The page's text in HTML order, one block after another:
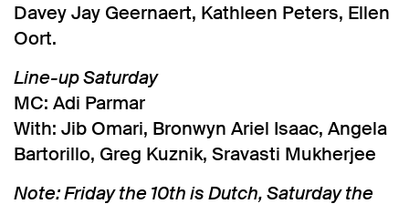
Davey Jay Geernaert, Kathleen Peters, Ellen
Oort.
Line-up Saturday
MC: Adi Parmar
With: Jib Omari, Bronwyn Ariel Isaac, Angela
Bartorillo, Greg Kuznik, Sravasti Mukherjee
Note: Friday the 10th is Dutch, Saturday the